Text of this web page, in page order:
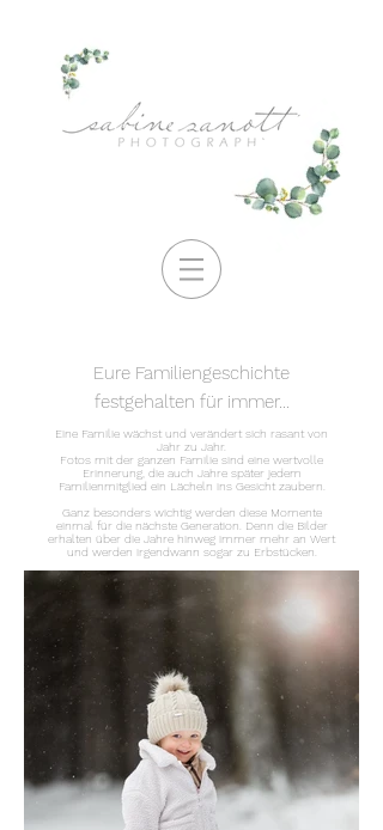
Eure Familiengeschichte
festgehalten für immer...
Eine Familie wächst und verändert sich rasant von
Jahr zu Jahr.
Fotos mit der ganzen Familie sind eine wertvolle
Erinnerung, die auch Jahre später jedem
Familienmitglied ein Lächeln ins Gesicht zaubern.
Ganz besonders wichtig werden diese Momente
einmal für die nächste Generation. Denn die Bilder
erhalten über die Jahre hinweg immer mehr an Wert
und werden irgendwann sogar zu Erbstücken.